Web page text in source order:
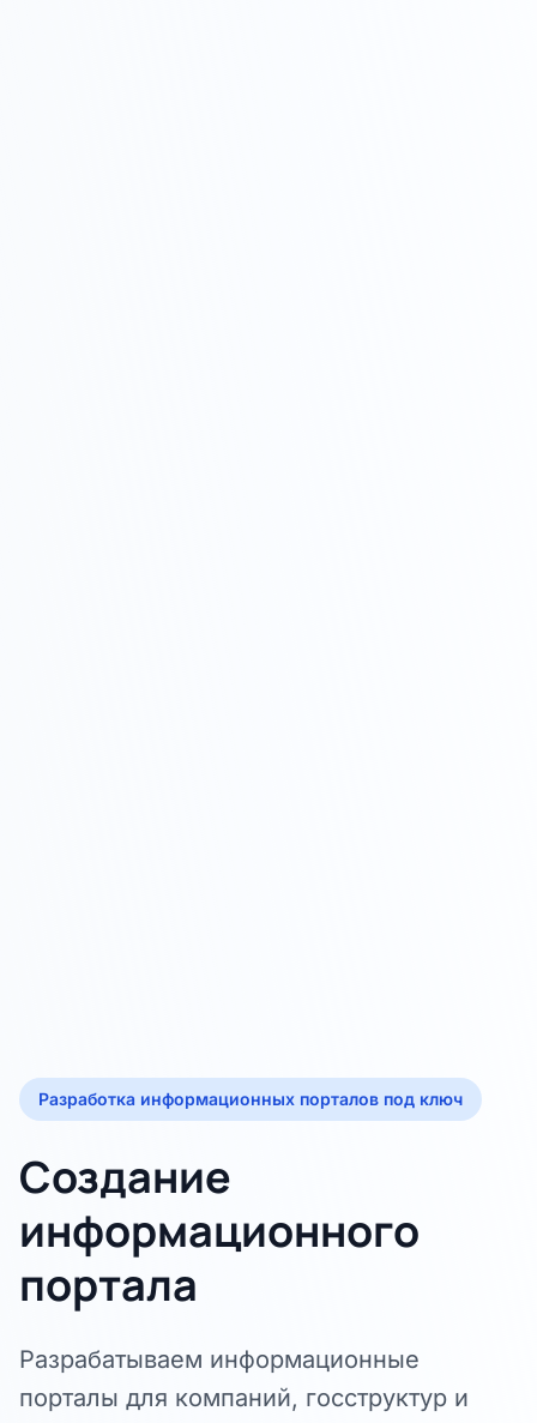
Разработка информационных порталов под ключ
Создание
информационного
портала
Разрабатываем информационные
порталы для компаний, госструктур и